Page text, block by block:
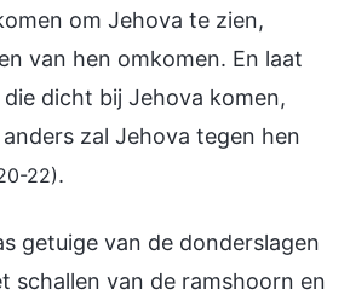
om Jehova te zien,
van hen omkomen. En laat
dicht bij Jehova komen,
zal Jehova tegen hen
22).
getuige van de donderslagen
schallen van de ramshoorn en